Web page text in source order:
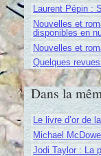
Laurent Pépin :
Nouvelles et
disponibles en
Nouvelles et
Quelques
Dans la
Le livre d’or de
Michael
Jodi Taylor : La